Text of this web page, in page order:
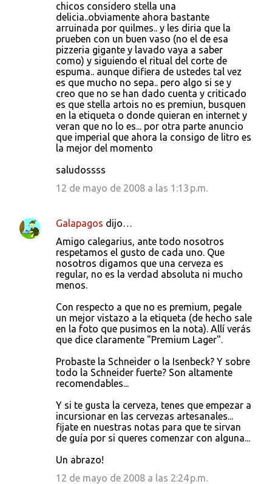
chicos considero stella una
delicia..obviamente ahora bastante
arruinada por quilmes.. y les diria que la
prueben con un buen vaso (no el de esa
pizzeria gigante y lavado vaya a saber
como) y siguiendo el ritual del corte de
espuma.. aunque difiera de ustedes tal vez
es que mucho no sepa.. pero algo si se y
creo que no se han dado cuenta y criticado
es que stella artois no es premiun, busquen
en la etiqueta o donde quieran en internet y
veran que no lo es... por otra parte anuncio
que imperial que ahora la consigo de litro es
la mejor del momento
saludossss
12 de mayo de 2008 a las 1:13 p.m.
Galapagos dijo…
Amigo calegarius, ante todo nosotros
respetamos el gusto de cada uno. Que
nosotros digamos que una cerveza es
regular, no es la verdad absoluta ni mucho
menos.
Con respecto a que no es premium, pegale
un mejor vistazo a la etiqueta (de hecho sale
en la foto que pusimos en la nota). Allí verás
que dice claramente "Premium Lager".
Probaste la Schneider o la Isenbeck? Y sobre
todo la Schneider fuerte? Son altamente
recomendables...
Y si te gusta la cerveza, tenes que empezar a
incursionar en las cervezas artesanales...
fijate en nuestras notas para que te sirvan
de guía por si queres comenzar con alguna...
Un abrazo!
12 de mayo de 2008 a las 2:24 p.m.